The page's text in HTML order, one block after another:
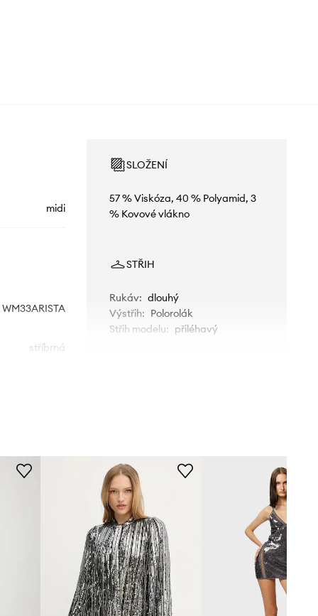
midi
WM33ARISTA
stříbrná
SLOŽENÍ
57 % Viskóza, 40 % Polyamid, 3
% Kovové vlákno
STŘIH
Rukáv: dlouhý
Výstřih: Polorolák
Střih modelu: přiléhavý